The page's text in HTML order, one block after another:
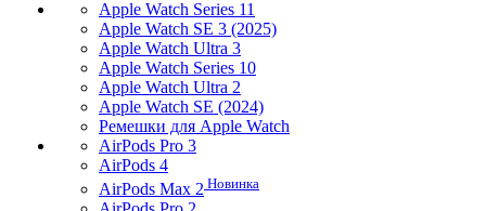
Apple Watch Series 11
Apple Watch SE 3 (2025)
Apple Watch Ultra 3
Apple Watch Series 10
Apple Watch Ultra 2
Apple Watch SE (2024)
Ремешки для Apple Watch
AirPods Pro 3
AirPods 4
AirPods Max 2 Новинка